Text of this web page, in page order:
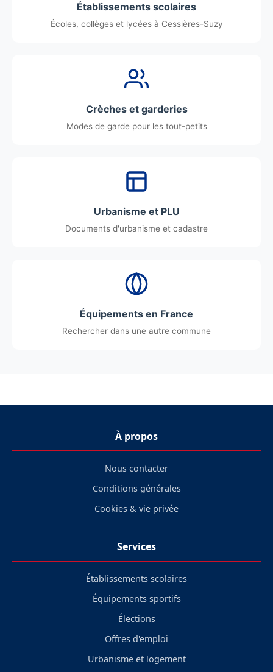
Établissements scolaires
Écoles, collèges et lycées à Cessières-Suzy
Crèches et garderies
Modes de garde pour les tout-petits
Urbanisme et PLU
Documents d'urbanisme et cadastre
Équipements en France
Rechercher dans une autre commune
À propos
Nous contacter
Conditions générales
Cookies & vie privée
Services
Établissements scolaires
Équipements sportifs
Élections
Offres d'emploi
Urbanisme et logement